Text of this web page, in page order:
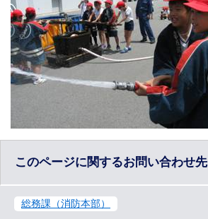
このページに関するお問い合わせ先
総務課（消防本部）